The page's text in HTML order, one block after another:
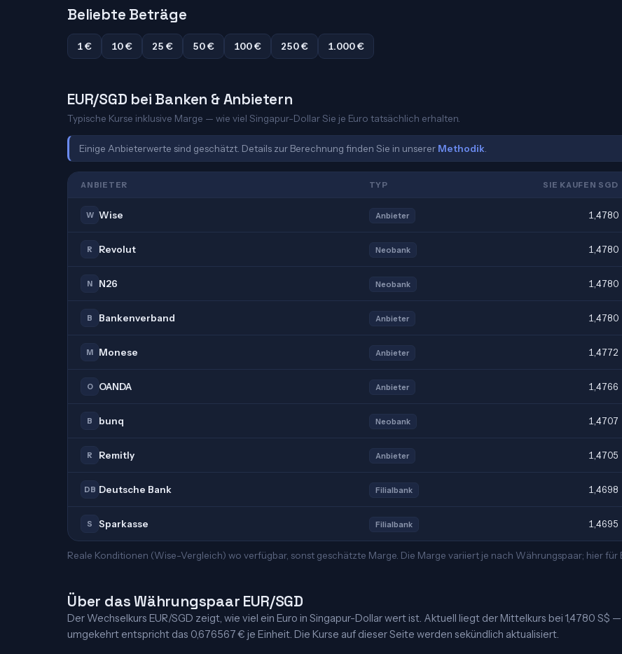
Beliebte Beträge
1 € 10 € 25 € 50 € 100 € 250 € 1.000 €
EUR/SGD bei Banken & Anbietern
Typische Kurse inklusive Marge — wie viel Singapur-Dollar Sie je Euro tatsächlich erhalten.
Einige Anbieterwerte sind geschätzt. Details zur Berechnung finden Sie in unserer Methodik
ANBIETER TYP SIE KAUFEN SGD
W Wise Anbieter 1,4780
R Revolut Neobank 1,4780
N N26 Neobank 1,4780
B Bankenverband Anbieter 1,4780
M Monese Anbieter 1,4772
O OANDA Anbieter 1,4766
B bunq Neobank 1,4707
R Remitly Anbieter 1,4705
DB Deutsche Bank Filialbank 1,4698
S Sparkasse Filialbank 1,4695
Reale Konditionen (Wise-Vergleich) wo verfügbar, sonst geschätzte Marge. Die Marge variiert je nach Währungspaar; hier für
Über das Währungspaar EUR/SGD
Der Wechselkurs EUR/SGD zeigt, wie viel ein Euro in Singapur-Dollar wert ist. Aktuell liegt der Mittelkurs bei 1,4780 S$ —
umgekehrt entspricht das 0,676567 € je Einheit. Die Kurse auf dieser Seite werden sekündlich aktualisiert.